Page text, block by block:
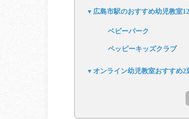
広島市駅のおすすめ幼児教室
ベビーパーク
ペッピーキッズクラブ
オンライン幼児教室おすすめ2